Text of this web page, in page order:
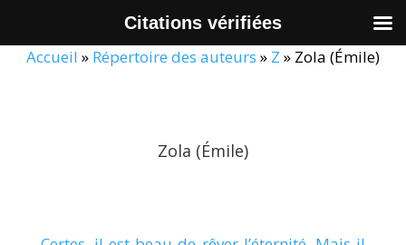
Accueil » Répertoire des auteurs » Z » Zola (Émile)
Zola (Émile)
Citations vérifiées